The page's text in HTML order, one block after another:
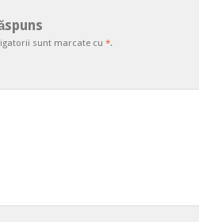
sunt marcate cu *.